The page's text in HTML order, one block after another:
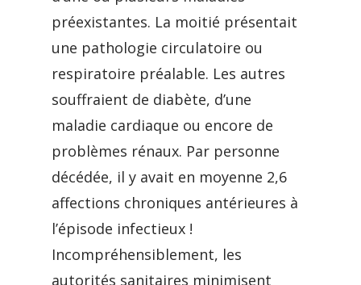
préexistantes. La moitié présentait
une pathologie circulatoire ou
respiratoire préalable. Les autres
souffraient de diabète, d’une
maladie cardiaque ou encore de
problèmes rénaux. Par personne
décédée, il y avait en moyenne 2,6
affections chroniques antérieures à
l’épisode infectieux !
Incompréhensiblement, les
autorités sanitaires minimisent